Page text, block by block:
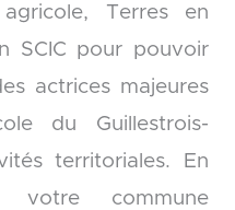
Terres en
SCIC pour pouvoir
actrices majeures
du Guillestrois-
territoriales. En
votre commune